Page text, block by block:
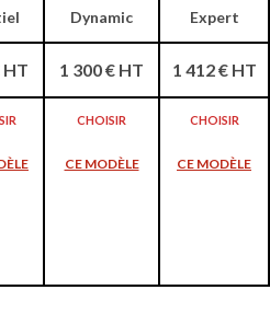
Dynamic
Expert
HT 1 300 € HT 1 412 € HT
CHOISIR
CE MODÈLE
CHOISIR
CE MODÈLE